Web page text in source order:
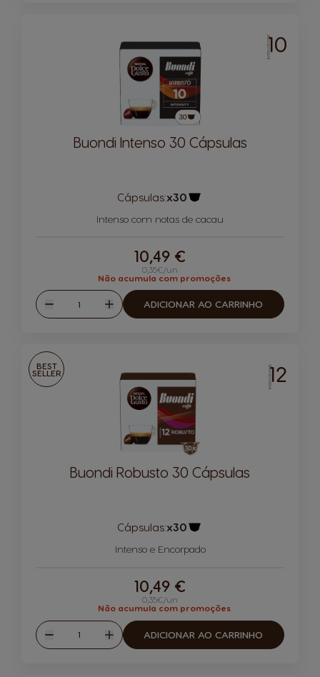
INTENSIDADE10
Buondi Intenso 30 Cápsulas
Cápsulas:x30
Intenso com notas de cacau
0,35€/un
10,49 €
Não acumula com promoções
Reduzir
Quantidade
Aumentar
ADICIONAR AO CARRINHO
BEST
SELLER INTENSIDADE12
Buondi Robusto 30 Cápsulas
Cápsulas:x30
Intenso e Encorpado
0,35€/un
10,49 €
Não acumula com promoções
Reduzir
Quantidade
Aumentar
ADICIONAR AO CARRINHO